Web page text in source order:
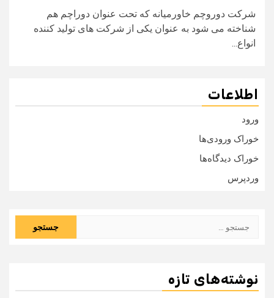
شرکت دوروچم خاورمیانه که تحت عنوان دوراچم هم
شناخته می شود به عنوان یکی از شرکت های تولید کننده
انواع...
اطلاعات
ورود
خوراک ورودی‌ها
خوراک دیدگاه‌ها
وردپرس
نوشته‌های تازه